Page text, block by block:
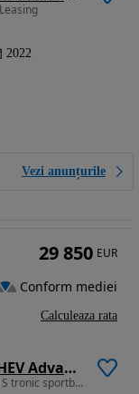
2022
Vezi anunțurile
Audi Q5 40 TDI quattro S tronic MHEV Advanced
1968 cm3 • 204 CP • AUDI Q5 40 TDI May Hibrid S tronic sportbeak
29 850 EUR
Conform mediei
Calculeaza rata